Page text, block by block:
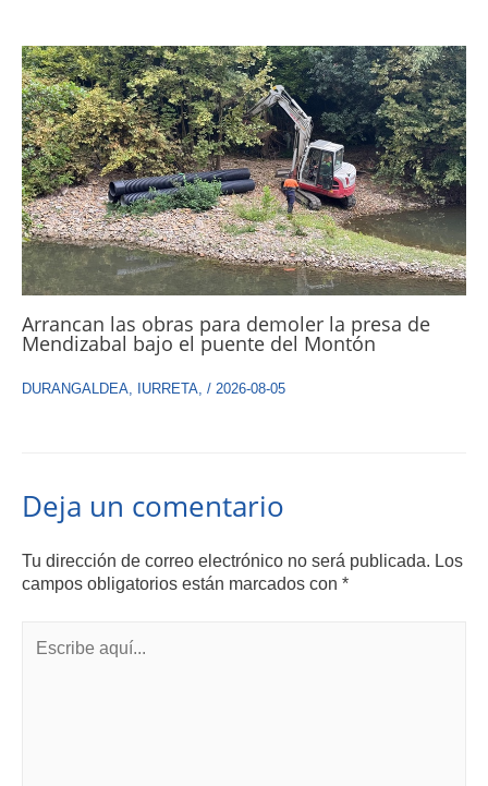
Arrancan las obras para demoler la presa de
Mendizabal bajo el puente del Montón
DURANGALDEA, IURRETA, / 2026-08-05
Deja un comentario
Tu dirección de correo electrónico no será publicada. Los
campos obligatorios están marcados con *